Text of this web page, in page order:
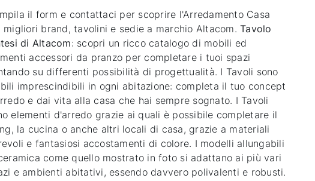
il form e contattaci per scoprire l'Arredamento Casa
migliori brand, tavolini e sedie a marchio Altacom. Tavolo
di Altacom: scopri un ricco catalogo di mobili ed
accessori da pranzo per completare i tuoi spazi
su differenti possibilità di progettualità. I Tavoli sono
imprescindibili in ogni abitazione: completa il tuo concept
e dai vita alla casa che hai sempre sognato. I Tavoli
elementi d'arredo grazie ai quali è possibile completare il
la cucina o anche altri locali di casa, grazie a materiali
e fantasiosi accostamenti di colore. I modelli allungabili
come quello mostrato in foto si adattano ai più vari
e ambienti abitativi, essendo davvero polivalenti e robusti.